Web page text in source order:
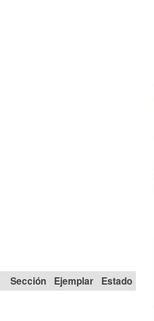
Sección
Estado